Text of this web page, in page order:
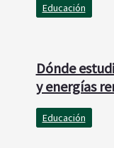
Educación
Dónde
y energías
Educación